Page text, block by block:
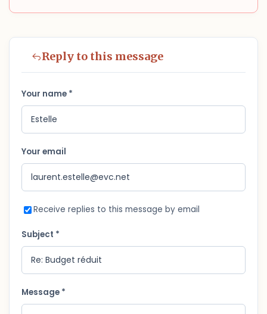
Reply to this message
Your name *
Your email
Receive replies to this message by email
Subject *
Message *